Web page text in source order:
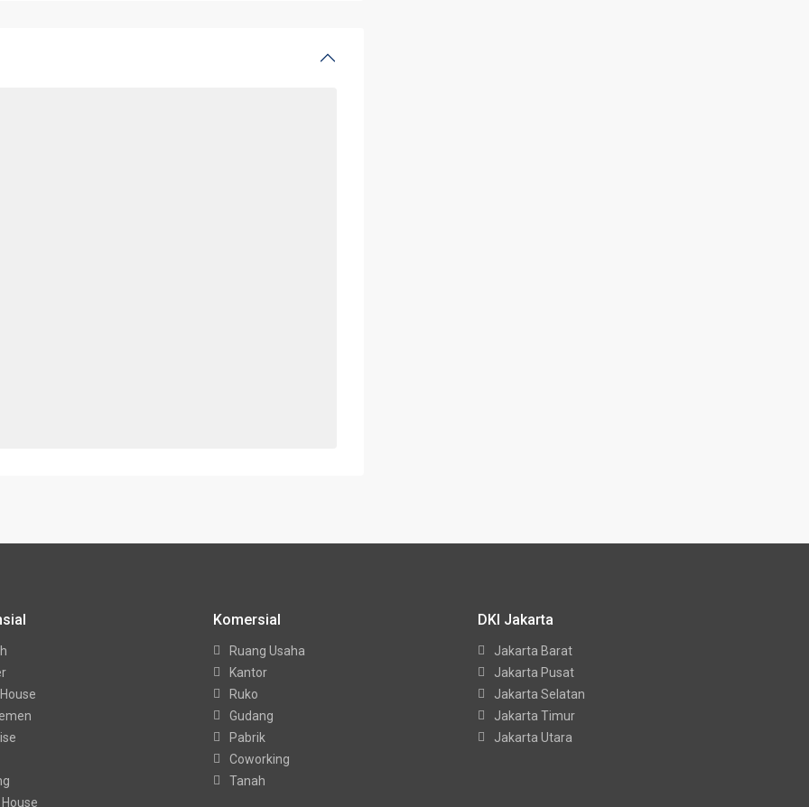
Komersial
Ruang Usaha
Kantor
Ruko
Gudang
Pabrik
Coworking
Tanah
DKI Jakarta
Jakarta Barat
Jakarta Pusat
Jakarta Selatan
Jakarta Timur
Jakarta Utara